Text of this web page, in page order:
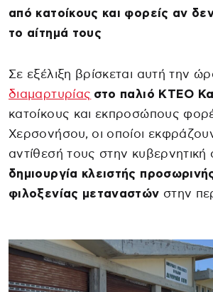
από κατοίκους και φορείς αν
το αίτημά τους
Σε εξέλιξη βρίσκεται αυτή την
διαμαρτυρίας στο παλιό ΚΤΕΟ
κατοίκους και εκπροσώπους
Χερσονήσου, οι οποίοι
αντίθεσή τους στην
δημιουργία κλειστής
φιλοξενίας μεταναστών στην